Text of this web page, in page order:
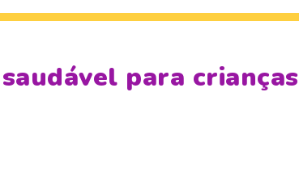
para crianças